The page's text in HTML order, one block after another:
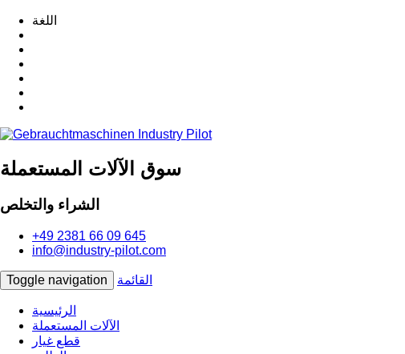
اللغة
سوق الآلات المستعملة
الشراء والتخلص
+49 2381 66 09 645
info@industry-pilot.com
Toggle navigation القائمة
الرئيسية
الآلات المستعملة
قطع غيار